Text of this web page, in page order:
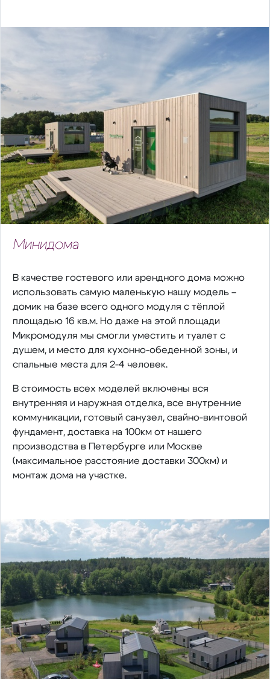
Минидома
В качестве гостевого или арендного дома можно
использовать самую маленькую нашу модель –
домик на базе всего одного модуля с тёплой
площадью 16 кв.м. Но даже на этой площади
Микромодуля мы смогли уместить и туалет с
душем, и место для кухонно-обеденной зоны, и
спальные места для 2-4 человек.
В стоимость всех моделей включены вся
внутренняя и наружная отделка, все внутренние
коммуникации, готовый санузел, свайно-винтовой
фундамент, доставка на 100км от нашего
производства в Петербурге или Москве
(максимальное расстояние доставки 300км) и
монтаж дома на участке.